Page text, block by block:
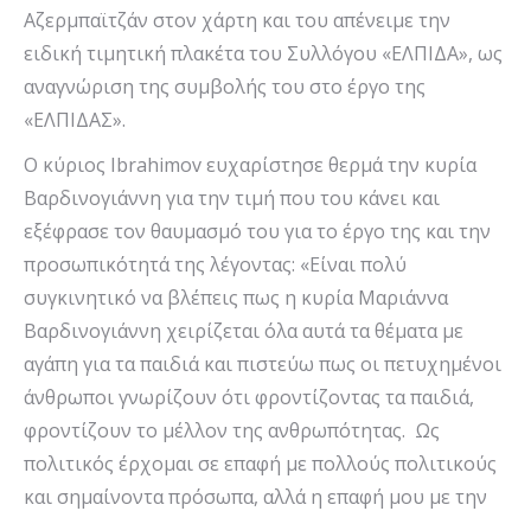
Αζερμπαϊτζάν στον χάρτη και του απένειμε την
ειδική τιμητική πλακέτα του Συλλόγου «ΕΛΠΙΔΑ», ως
αναγνώριση της συμβολής του στο έργο της
«ΕΛΠΙΔΑΣ».
Ο κύριος Ibrahimov ευχαρίστησε θερμά την κυρία
Βαρδινογιάννη για την τιμή που του κάνει και
εξέφρασε τον θαυμασμό του για το έργο της και την
προσωπικότητά της λέγοντας: «Είναι πολύ
συγκινητικό να βλέπεις πως η κυρία Μαριάννα
Βαρδινογιάννη χειρίζεται όλα αυτά τα θέματα με
αγάπη για τα παιδιά και πιστεύω πως οι πετυχημένοι
άνθρωποι γνωρίζουν ότι φροντίζοντας τα παιδιά,
φροντίζουν το μέλλον της ανθρωπότητας. Ως
πολιτικός έρχομαι σε επαφή με πολλούς πολιτικούς
και σημαίνοντα πρόσωπα, αλλά η επαφή μου με την